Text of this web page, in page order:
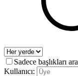
Sadece başlıkları ara
Kullanıcı: